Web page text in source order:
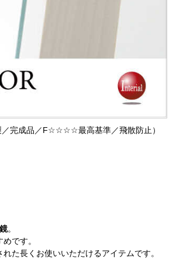
／完成品／F☆☆☆☆最高基準／飛散防止）
。
です。
た長くお使いいただけるアイテムです。